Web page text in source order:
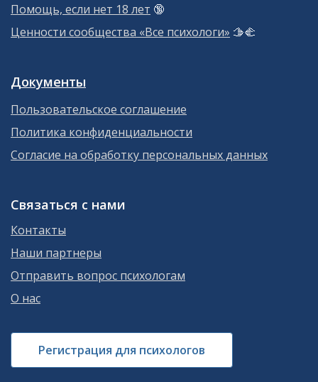
Помощь, если нет 18 лет 🔞
Ценности сообщества «Все психологи» 🫱‍🫲
Документы
Пользовательское соглашение
Политика конфиденциальности
Согласие на обработку персональных данных
Связаться с нами
Контакты
Наши партнеры
Отправить вопрос психологам
О нас
Регистрация для психологов